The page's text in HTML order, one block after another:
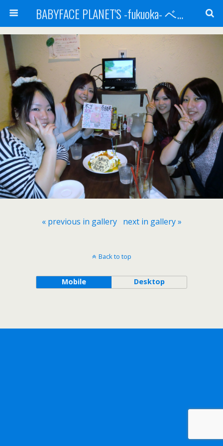
BABYFACE PLANET'S -fukuoka- ベビーフェイスプラネッツ 福岡(ベビフェ福岡)
« previous in gallery next in gallery »
Back to top
Mobile Desktop